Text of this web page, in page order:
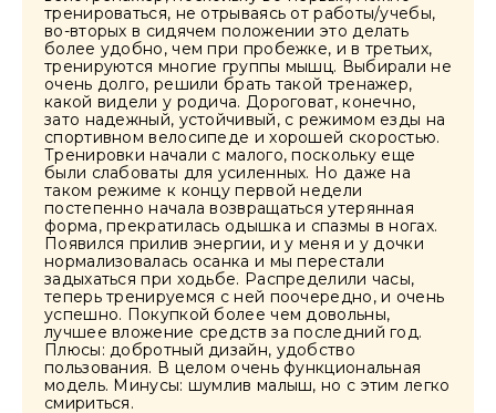
тренироваться, не отрываясь от работы/учебы,
во-вторых в сидячем положении это делать
более удобно, чем при пробежке, и в третьих,
тренируются многие группы мышц. Выбирали не
очень долго, решили брать такой тренажер,
какой видели у родича. Дороговат, конечно,
зато надежный, устойчивый, с режимом езды на
спортивном велосипеде и хорошей скоростью.
Тренировки начали с малого, поскольку еще
были слабоваты для усиленных. Но даже на
таком режиме к концу первой недели
постепенно начала возвращаться утерянная
форма, прекратилась одышка и спазмы в ногах.
Появился прилив энергии, и у меня и у дочки
нормализовалась осанка и мы перестали
задыхаться при ходьбе. Распределили часы,
теперь тренируемся с ней поочередно, и очень
успешно. Покупкой более чем довольны,
лучшее вложение средств за последний год.
Плюсы: добротный дизайн, удобство
пользования. В целом очень функциональная
модель. Минусы: шумлив малыш, но с этим легко
смириться.